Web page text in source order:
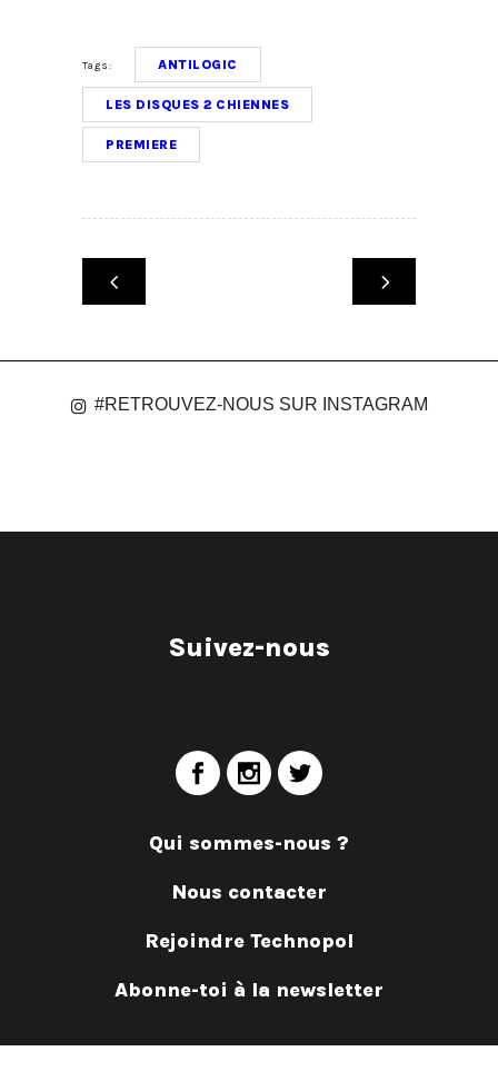
Tags: ANTILOGIC
LES DISQUES 2 CHIENNES
PREMIERE
#RETROUVEZ-NOUS SUR INSTAGRAM
Suivez-nous
Qui sommes-nous ?
Nous contacter
Rejoindre Technopol
Abonne-toi à la newsletter